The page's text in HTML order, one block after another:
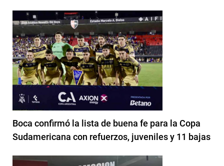
Boca confirmó la lista de buena fe para la Copa
Sudamericana con refuerzos, juveniles y 11 bajas